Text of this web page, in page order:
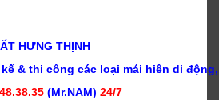
HƯNG THỊNH
& thi công các loại mái hiên di
(Mr.NAM) 24/7